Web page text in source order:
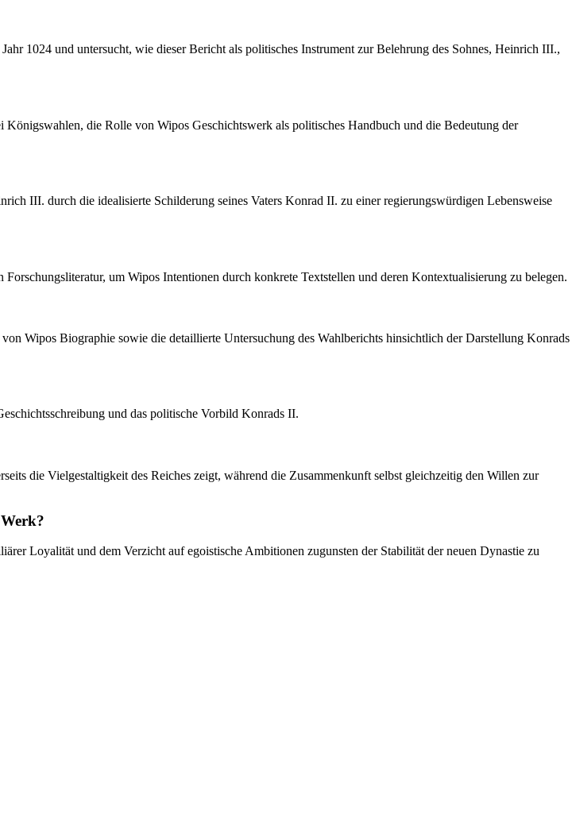
1024 und untersucht, wie dieser Bericht als politisches Instrument zur Belehrung des Sohnes, Heinrich III.,
die Rolle von Wipos Geschichtswerk als politisches Handbuch und die Bedeutung der
III. durch die idealisierte Schilderung seines Vaters Konrad II. zu einer regierungswürdigen Lebensweise
um Wipos Intentionen durch konkrete Textstellen und deren Kontextualisierung zu belegen.
Wipos Biographie sowie die detaillierte Untersuchung des Wahlberichts hinsichtlich der Darstellung Konrads
und das politische Vorbild Konrads II.
die Vielgestaltigkeit des Reiches zeigt, während die Zusammenkunft selbst gleichzeitig den Willen zur
Loyalität und dem Verzicht auf egoistische Ambitionen zugunsten der Stabilität der neuen Dynastie zu